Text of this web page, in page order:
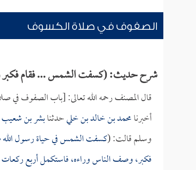
الصفوف في صلاة الكسوف
شرح حديث: (كسفت الشمس ... فقام
قال المصنف رحمه الله تعالى: [باب الصفوف في
أخبرنامحمد بن خالد بن خليحدثنابشر بن شعيب
وسلم قالت: (كسفت الشمس في حياة رسول الله
فكبر، وصف الناس وراءه، فاستكمل أربع